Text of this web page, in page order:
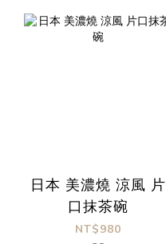
日本 美濃燒 涼風 片
口抹茶碗
NT$980